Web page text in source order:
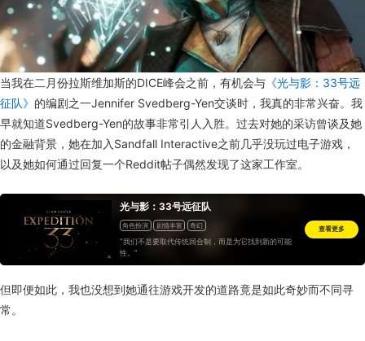
当我在二月份拉斯维加斯的DICE峰会之前，有机会与 《光与影：33号远
征队》 的编剧之一Jennifer Svedberg-Yen交谈时，我真的非常兴奋。我
早就知道Svedberg-Yen的故事非常引人入胜。过去对她的采访曾谈及她
的金融背景，她在加入Sandfall Interactive之前几乎没玩过电子游戏，
以及她如何通过回复一个Reddit帖子偶然发现了这家工作室。
光与影：33号远征队
角色扮演 剧情丰富 奇幻
“我们不是要取代传统回合制，而是为它找到新的可能
性。”
查看更多
但即便如此，我也没想到她通往游戏开发的道路竟是如此奇妙而不同寻
常。